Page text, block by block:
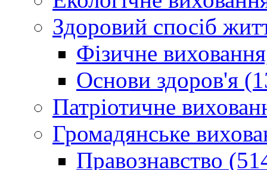
Здоровий спосіб
Фізичне
Основи здоров'я
Патріотичне
Громадянське
Правознавство